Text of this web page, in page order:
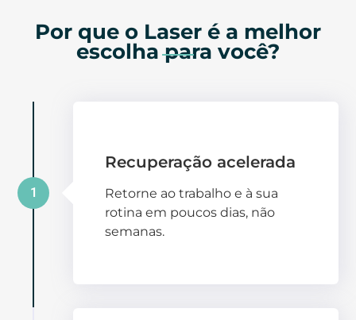
Por que o Laser é a melhor
escolha para você?
Recuperação acelerada
Retorne ao trabalho e à sua
rotina em poucos dias, não
semanas.
1